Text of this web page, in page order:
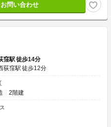
問い合わせ
窪駅 徒歩14分
荻窪駅 徒歩12分
2階建